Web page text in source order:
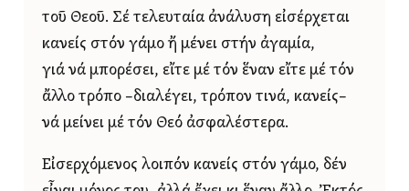
τοῦ Θεοῦ. Σέ τελευταία ἀνάλυση εἰσέρχεται
κανείς στόν γάμο ἤ μένει στήν ἀγαμία,
γιά νά μπορέσει, εἴτε μέ τόν ἕναν εἴτε μέ τόν
ἄλλο τρόπο –διαλέγει, τρόπον τινά, κανείς–
νά μείνει μέ τόν Θεό ἀσφαλέστερα.
Εἰσερχόμενος λοιπόν κανείς στόν γάμο, δέν